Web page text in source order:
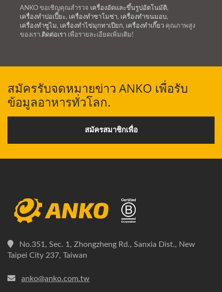
ANKO ขอเชิญคุณสำรวจ เครื่องอัดและขึ้นรูปอัตโนมัติ,
เครื่องทำปอเปี๊ยะ, เครื่องทำซาโมซ่า, เครื่องทำขนมอบ,
เครื่องทำซูไม , เครื่องทำไข่มุกทาเปียก, เครื่องทำเกี๊ยว คุณภาพสูง
ของเรา.ติดต่อเรา เพื่อรายละเอียดเพิ่มเติม!
สมัครรับจดหมายข่าว ANKO เพื่อรับ
ข้อมูลอาหารทั่วโลก.
สมัครสมาชิกเพื่อ
No.351, Sec. 1, Zhongzheng Rd., Sanxia Dist., New
Taipei City 237, Taiwan
anko@anko.com.tw